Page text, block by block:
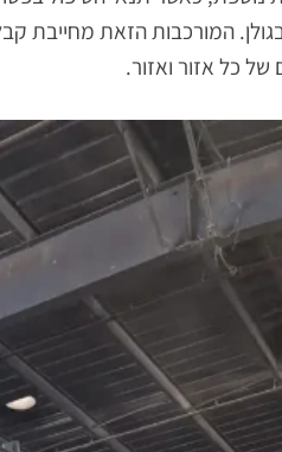
כאשר תנאי הטיפול
הזאת מחייבת קבלן